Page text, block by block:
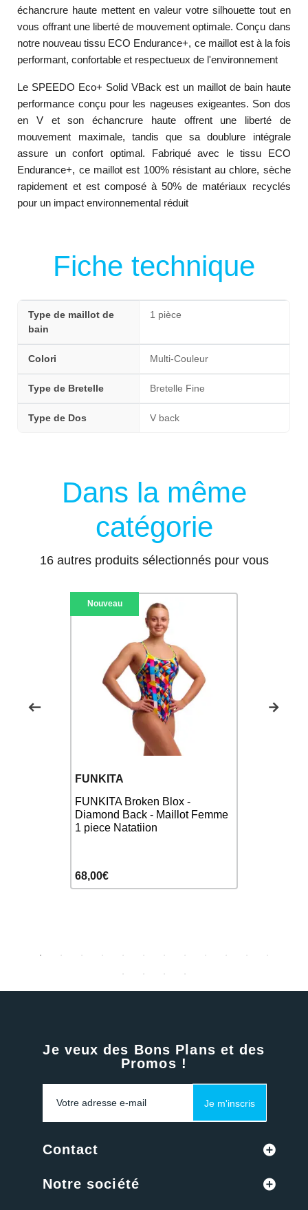
échancrure haute mettent en valeur votre silhouette tout en
vous offrant une liberté de mouvement optimale. Conçu dans
notre nouveau tissu ECO Endurance+, ce maillot est à la fois
performant, confortable et respectueux de l'environnement
Le SPEEDO Eco+ Solid VBack est un maillot de bain haute
performance conçu pour les nageuses exigeantes. Son dos
en V et son échancrure haute offrent une liberté de
mouvement maximale, tandis que sa doublure intégrale
assure un confort optimal. Fabriqué avec le tissu ECO
Endurance+, ce maillot est 100% résistant au chlore, sèche
rapidement et est composé à 50% de matériaux recyclés
pour un impact environnemental réduit
Fiche technique
Type de maillot de
bain
1 pièce
Colori Multi-Couleur
Type de Bretelle Bretelle Fine
Type de Dos V back
Dans la même
catégorie
16 autres produits sélectionnés pour vous
Nouveau
FUNKITA
FUNKITA Broken Blox -
Diamond Back - Maillot Femme
1 piece Natatiion
68,00€
Je veux des Bons Plans et des
Promos !
Je m'inscris
Contact
Notre société